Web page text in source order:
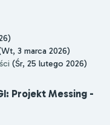
3 marca 2026)
(Śr, 25 lutego 2026)
Projekt Messing -